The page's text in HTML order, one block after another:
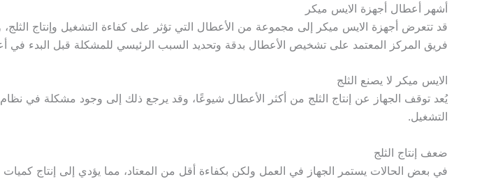
أشهر أعطال أجهزة الايس ميكر
قد تتعرض أجهزة الايس ميكر إلى مجموعة من الأعطال التي تؤثر على كفاءة التشغيل وإنتاج
فريق المركز المعتمد على تشخيص الأعطال بدقة وتحديد السبب الرئيسي للمشكلة قبل البدء في
الايس ميكر لا يصنع الثلج
يُعد توقف الجهاز عن إنتاج الثلج من أكثر الأعطال شيوعًا، وقد يرجع ذلك إلى وجود مشكلة في
التشغيل.
ضعف إنتاج الثلج
في بعض الحالات يستمر الجهاز في العمل ولكن بكفاءة أقل من المعتاد، مما يؤدي إلى إنتاج